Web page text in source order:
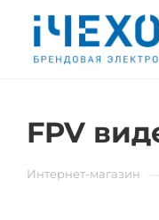
FPV
Интернет-магазин